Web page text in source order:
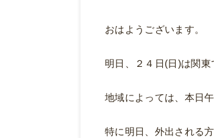
おはようございます。
明日、２４日(日)は関
地域によっては、本日
特に明日、外出される